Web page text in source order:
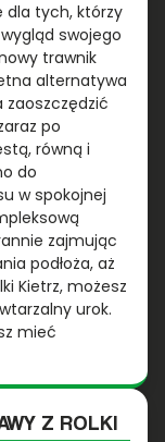
dla tych, którzy
swojego
trawnik
alternatywa
zaoszczędzić
po
równą i
do
w spokojnej
zajmując
podłoża, aż
Kietrz, możesz
urok.
mieć
Z ROLKI